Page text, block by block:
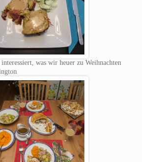
was wir heuer zu Weihnachten